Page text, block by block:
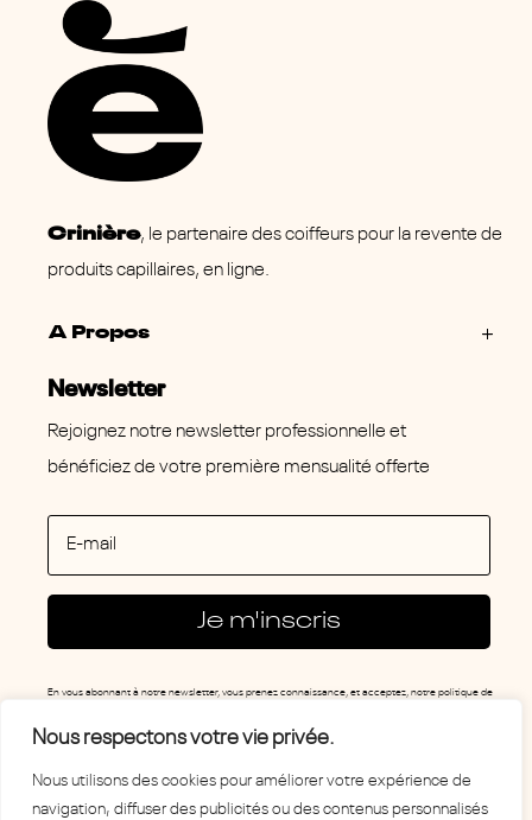
Nous respectons votre vie privée.
Nous utilisons des cookies pour améliorer votre expérience de
navigation, diffuser des publicités ou des contenus personnalisés
Crinière, le partenaire des coiffeurs pour la revente de
produits capillaires, en ligne.
A Propos
Newsletter
Rejoignez notre newsletter professionnelle et
bénéficiez de votre première mensualité offerte
Je m'inscris
En vous abonnant à notre newsletter, vous prenez connaissance, et acceptez, notre politique de